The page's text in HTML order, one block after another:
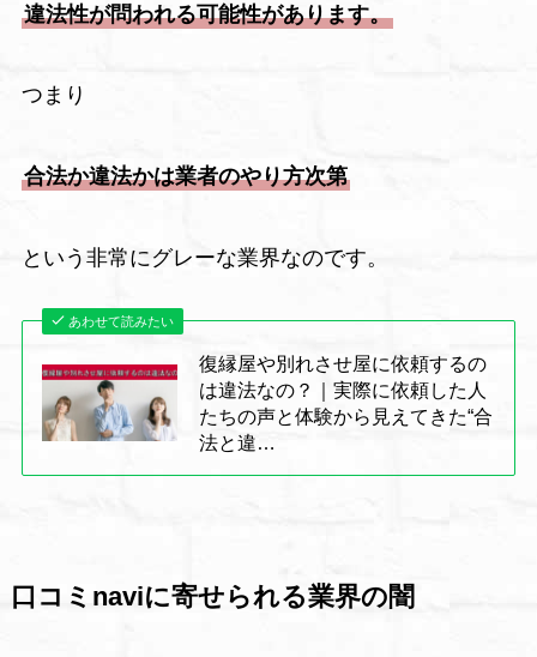
違法性が問われる可能性があります。
つまり
合法か違法かは業者のやり方次第
という非常にグレーな業界なのです。
あわせて読みたい
復縁屋や別れさせ屋に依頼するの
は違法なの？｜実際に依頼した人
たちの声と体験から見えてきた“合
法と違…
口コミnaviに寄せられる業界の闇